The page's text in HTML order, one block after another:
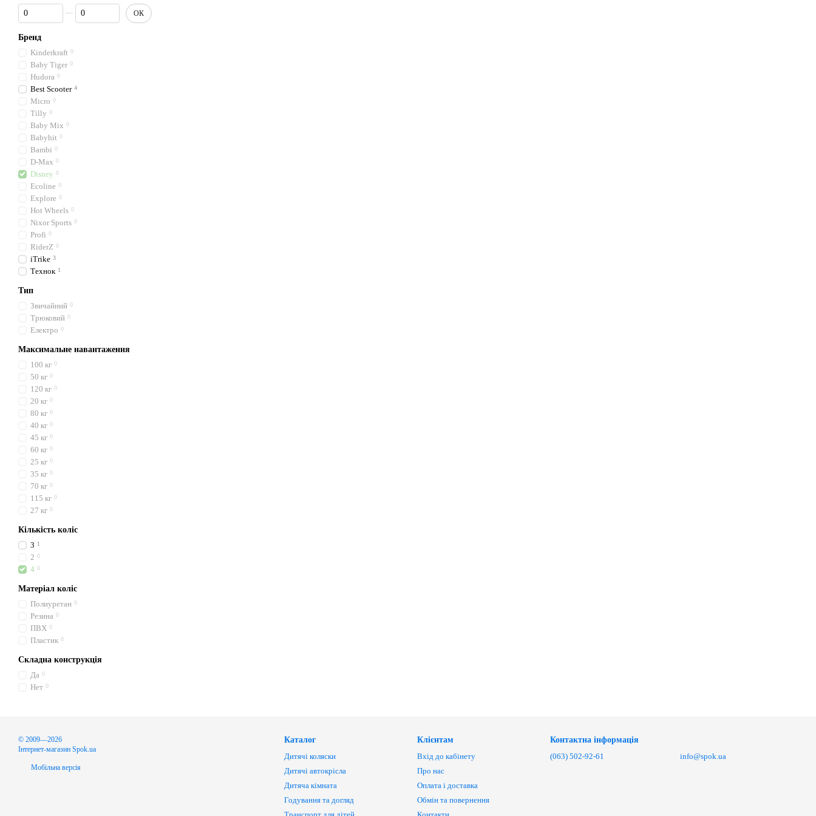
Від Ціна, грн
До Ціна, грн
ОК
Бренд
Kinderkraft 0
Baby Tiger 0
Hudora 0
Best Scooter 4
Micro 0
Tilly 0
Baby Mix 0
Babyhit 0
Bambi 0
D-Max 0
Disney 0
Ecoline 0
Explore 0
Hot Wheels 0
Nixor Sports 0
Profi 0
RiderZ 0
iTrike 3
Технок 1
Тип
Звичайний 0
Трюковий 0
Електро 0
Максимальне навантаження
100 кг 0
50 кг 0
120 кг 0
20 кг 0
80 кг 0
40 кг 0
45 кг 0
60 кг 0
25 кг 0
35 кг 0
70 кг 0
115 кг 0
27 кг 0
Кількість коліс
3 1
2 0
4 0
Матеріал коліс
Полиуретан 0
Резина 0
ПВХ 0
Пластик 0
Складна конструкція
Да 0
Нет 0
© 2009—2026
Інтернет-магазин Spok.ua
Мобільна версія
Каталог
Дитячі коляски
Дитячі автокрісла
Дитяча кімната
Годування та догляд
Клієнтам
Вхід до кабінету
Про нас
Оплата і доставка
Обмін та повернення
Контактна інформація
(063) 502-92-61
info@spok.ua